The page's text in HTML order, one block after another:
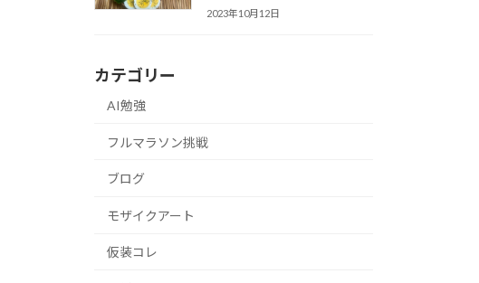
2023年10月12日
カテゴリー
AI勉強
フルマラソン挑戦
ブログ
モザイクアート
仮装コレ